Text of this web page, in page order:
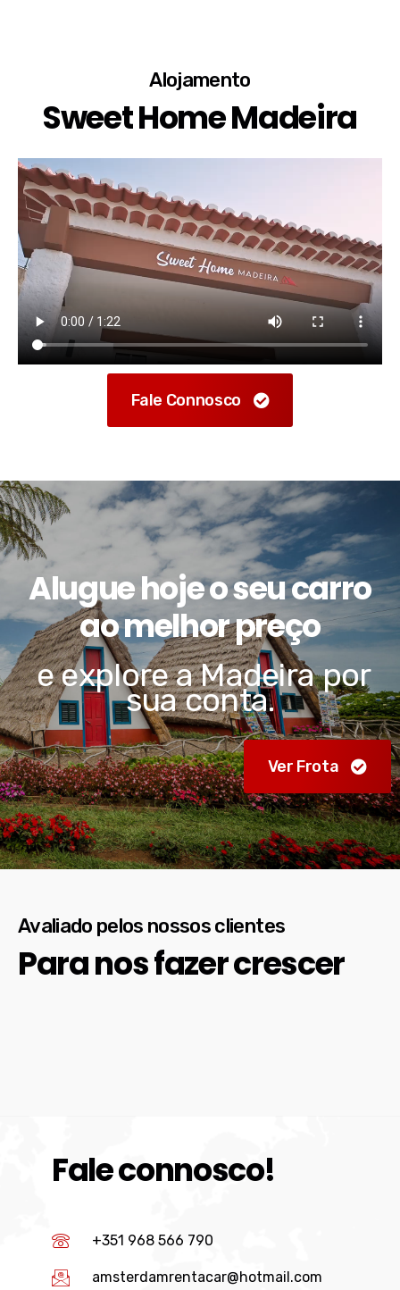
Alojamento
Sweet Home Madeira
Fale Connosco
Alugue hoje o seu carro
ao melhor preço
e explore a Madeira por
sua conta.
Ver Frota
Avaliado pelos nossos clientes
Para nos fazer crescer
Fale connosco!
+351 968 566 790
amsterdamrentacar@hotmail.com